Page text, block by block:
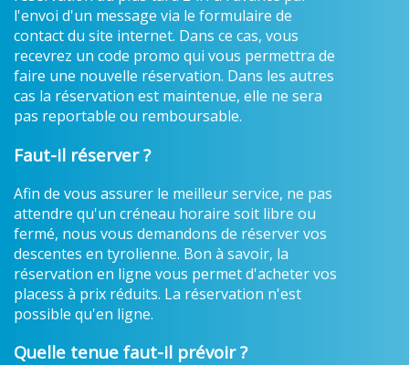
l'envoi d'un message via le formulaire de
contact du site internet. Dans ce cas, vous
recevrez un code promo qui vous permettra de
faire une nouvelle réservation. Dans les autres
cas la réservation est maintenue, elle ne sera
pas reportable ou remboursable.
Faut-il réserver ?
Afin de vous assurer le meilleur service, ne pas
attendre qu'un créneau horaire soit libre ou
fermé, nous vous demandons de réserver vos
descentes en tyrolienne. Bon à savoir, la
réservation en ligne vous permet d'acheter vos
placess à prix réduits. La réservation n'est
possible qu'en ligne.
Quelle tenue faut-il prévoir ?